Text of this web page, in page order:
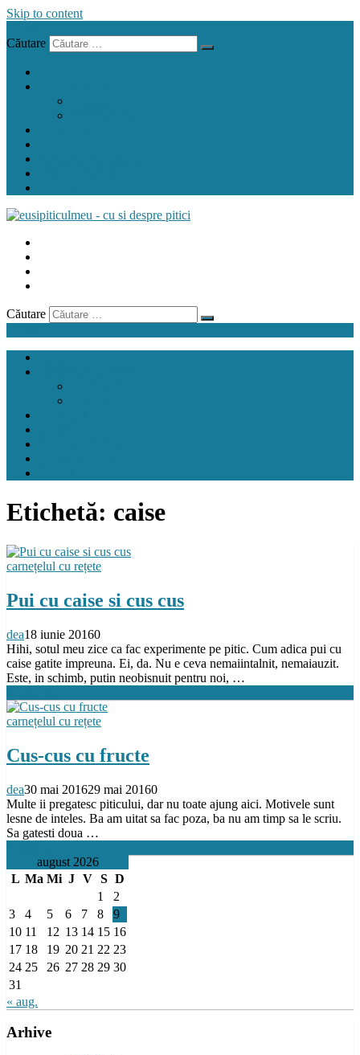
Skip to content
Căutare
Căutare
Etichetă: caise
carnețelul cu rețete
Pui cu caise si cus cus
dea18 iunie 20160
Hihi, sotul meu zice ca fac experimente pe pitic. Cum adica pui cu
caise gatite impreuna. Ei, da. Nu e ceva nemaiintalnit, nemaiauzit.
Este, in schimb, putin neobisnuit pentru noi, …
carnețelul cu rețete
Cus-cus cu fructe
dea30 mai 201629 mai 20160
Multe ii pregatesc piticului, dar nu toate ajung aici. Motivele sunt
lesne de inteles. Ba am uitat sa fac poza, ba nu am timp sa le scriu.
Sa gatesti doua …
august 2026
L Ma Mi J V S D
1
2
3
4 5 6 7 8
9
10 11 12 13 14 15 16
17 18 19 20 21 22 23
24 25 26 27 28 29 30
31
« aug.
Arhive